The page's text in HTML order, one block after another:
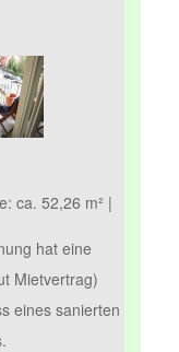
ca. 52,26 m² |
hat eine
Mietvertrag)
eines sanierten